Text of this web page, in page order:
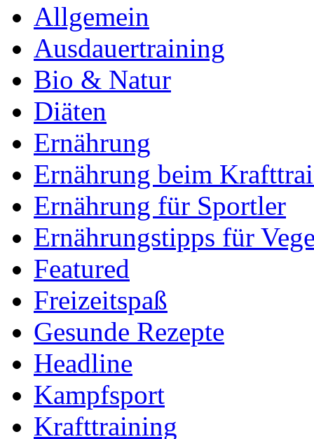
Allgemein
Ausdauertraining
Bio & Natur
Diäten
Ernährung
Ernährung beim
Ernährung für Sportler
Ernährungstipps für
Featured
Freizeitspaß
Gesunde Rezepte
Headline
Kampfsport
Krafttraining